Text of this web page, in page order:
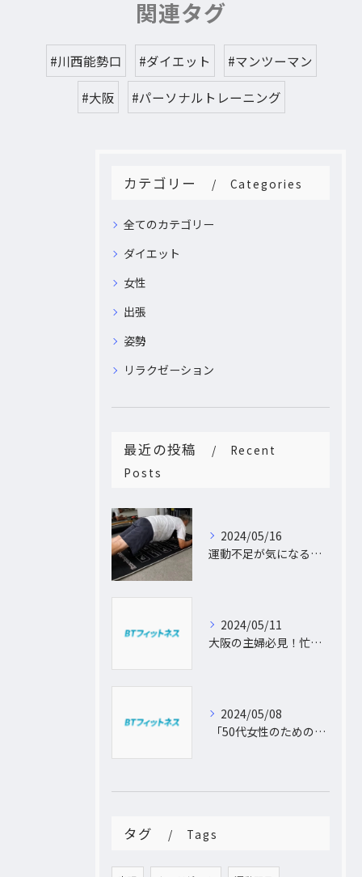
関連タグ
#川西能勢口 #ダイエット #マンツーマン
#大阪 #パーソナルトレーニング
カテゴリー Categories
全てのカテゴリー
ダイエット
女性
出張
姿勢
リラクゼーション
最近の投稿
Recent
Posts
2024/05/16
運動不足が気になるあなたへ。大阪中崎町で自宅にパーソナルトレーナーがおうかがし!プライベート空間で理想のカラダづくり
2024/05/11
大阪の主婦必見！忙しい日常に合わせた出張パーソナルトレーニングで理想のボディを手に入れよう
2024/05/08
「50代女性のためのパーソナルトレーニング！運動不足から脱出し、理想の体型を手に入れよう」
タグ Tags